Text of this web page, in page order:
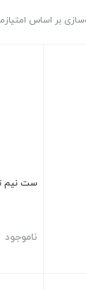
بر اساس امتیاز
ست نیم
ناموجود